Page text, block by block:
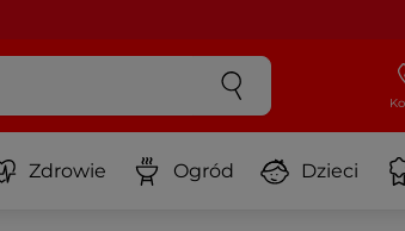
Zdrowie Ogród Dzieci